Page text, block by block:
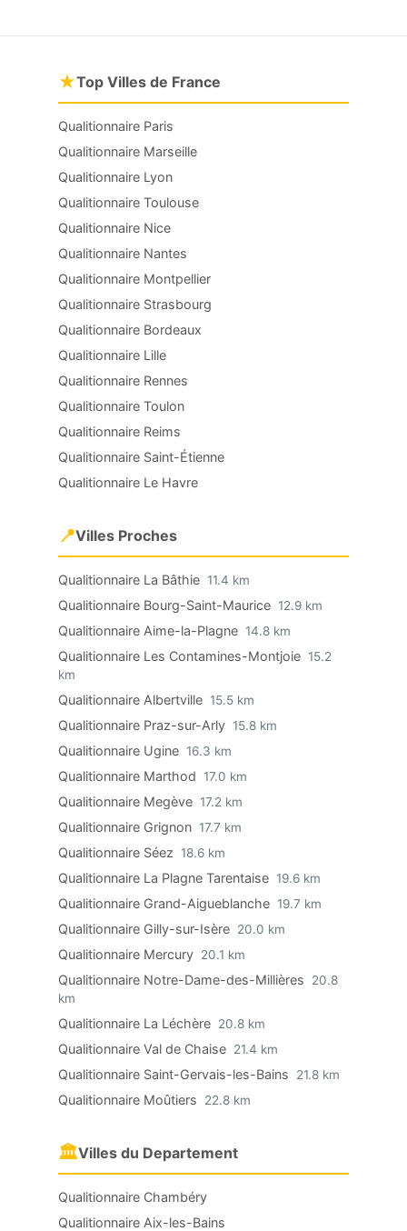
★Top Villes de France
Qualitionnaire Paris
Qualitionnaire Marseille
Qualitionnaire Lyon
Qualitionnaire Toulouse
Qualitionnaire Nice
Qualitionnaire Nantes
Qualitionnaire Montpellier
Qualitionnaire Strasbourg
Qualitionnaire Bordeaux
Qualitionnaire Lille
Qualitionnaire Rennes
Qualitionnaire Toulon
Qualitionnaire Reims
Qualitionnaire Saint-Étienne
Qualitionnaire Le Havre
📍Villes Proches
Qualitionnaire La Bâthie 11.4 km
Qualitionnaire Bourg-Saint-Maurice 12.9 km
Qualitionnaire Aime-la-Plagne 14.8 km
Qualitionnaire Les Contamines-Montjoie 15.2
km
Qualitionnaire Albertville 15.5 km
Qualitionnaire Praz-sur-Arly 15.8 km
Qualitionnaire Ugine 16.3 km
Qualitionnaire Marthod 17.0 km
Qualitionnaire Megève 17.2 km
Qualitionnaire Grignon 17.7 km
Qualitionnaire Séez 18.6 km
Qualitionnaire La Plagne Tarentaise 19.6 km
Qualitionnaire Grand-Aigueblanche 19.7 km
Qualitionnaire Gilly-sur-Isère 20.0 km
Qualitionnaire Mercury 20.1 km
Qualitionnaire Notre-Dame-des-Millières
20.8
km
Qualitionnaire La Léchère 20.8 km
Qualitionnaire Val de Chaise 21.4 km
Qualitionnaire Saint-Gervais-les-Bains 21.8 km
Qualitionnaire Moûtiers 22.8 km
🏛Villes du Departement
Qualitionnaire Chambéry
Qualitionnaire Aix-les-Bains